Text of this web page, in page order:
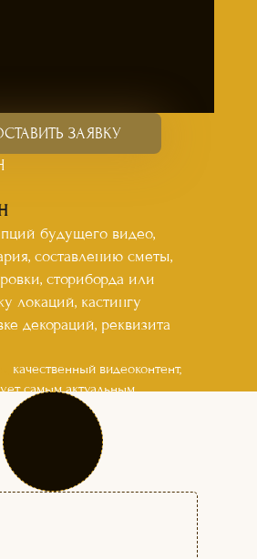
ЗАЯВКУ
будущего видео,
составлению сметы,
сториборда или
локаций, кастингу
декораций, реквизита
качественный видеоконтент,
самым актуальным